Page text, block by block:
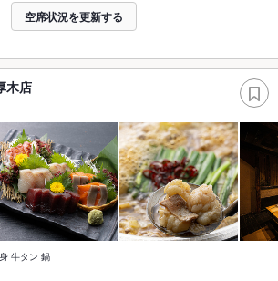
空席状況を更新する
木店
牛タン 鍋